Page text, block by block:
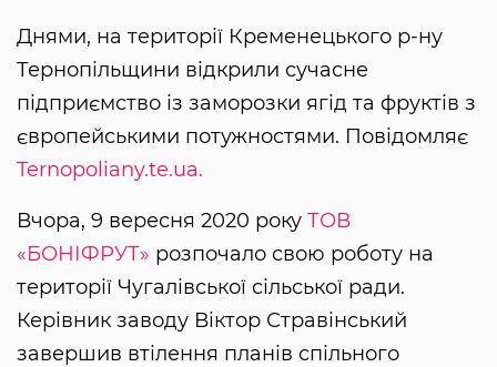
Днями, на території Кременецького р-ну
Тернопільщини відкрили сучасне
підприємство із заморозки ягід та фруктів з
європейськими потужностями. Повідомляє
Ternopoliany.te.ua.
Вчора, 9 вересня 2020 року ТОВ
«БОНІФРУТ» розпочало свою роботу на
території Чугалівської сільської ради.
Керівник заводу Віктор Стравінський
завершив втілення планів спільного